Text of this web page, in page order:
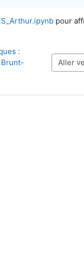
pour
:
Aller